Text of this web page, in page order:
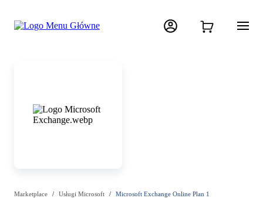
Marketplace Usługi Microsoft Microsoft Exchange Online Plan 1